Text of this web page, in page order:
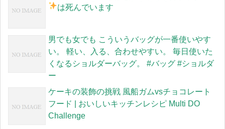
は死んでいます
男でも女でも こういうバッグが一番使いやす
い。 軽い、入る、合わせやすい。 毎日使いた
くなるショルダーバッグ。 #バッグ #ショルダ
ー
ケーキの装飾の挑戦 風船ガムvsチョコレート
フード | おいしいキッチンレシピ Multi DO
Challenge